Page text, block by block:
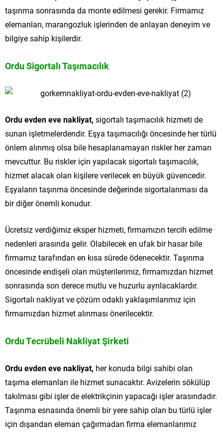
taşınma sonrasında da monte edilmesi gerekir. Firmamız
elemanları, marangozluk işlerinden de anlayan deneyim ve
bilgiye sahip kişilerdir.
Ordu Sigortalı Taşımacılık
Ordu evden eve nakliyat, sigortalı taşımacılık hizmeti de
sunan işletmelerdendir. Eşya taşımacılığı öncesinde her türlü
önlem alınmış olsa bile hesaplanamayan riskler her zaman
mevcuttur. Bu riskler için yapılacak sigortalı taşımacılık,
hizmet alacak olan kişilere verilecek en büyük güvencedir.
Eşyaların taşınma öncesinde değerinde sigortalanması da
bir diğer önemli konudur.
Ücretsiz verdiğimiz eksper hizmeti, firmamızın tercih edilme
nedenleri arasında gelir. Olabilecek en ufak bir hasar bile
firmamız tarafından en kısa sürede ödenecektir. Taşınma
öncesinde endişeli olan müşterilerimiz, firmamızdan hizmet
sonrasında son derece mutlu ve huzurlu ayrılacaklardır.
Sigortalı nakliyat ve çözüm odaklı yaklaşımlarımız için
firmamızdan hizmet alınması önerilecektir.
Ordu Tecrübeli Nakliyat Şirketi
Ordu evden eve nakliyat, her konuda bilgi sahibi olan
taşıma elemanları ile hizmet sunacaktır. Avizelerin sökülüp
takılması gibi işler de elektrikçinin yapacağı işler arasındadır.
Taşınma esnasında önemli bir yere sahip olan bu türlü işler
için dışarıdan eleman çağırmadan firma elemanlarımız